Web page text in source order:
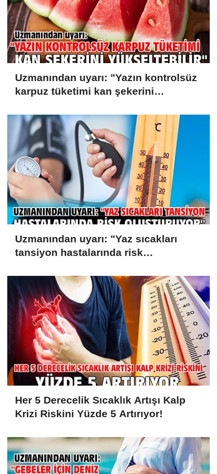
Uzmanından uyarı: "Yazın kontrolsüz
karpuz tüketimi kan şekerini
Uzmanından uyarı: "Yaz sıcakları
tansiyon hastalarında risk
Her 5 Derecelik Sıcaklık Artışı Kalp
Krizi Riskini Yüzde 5 Artırıyor!